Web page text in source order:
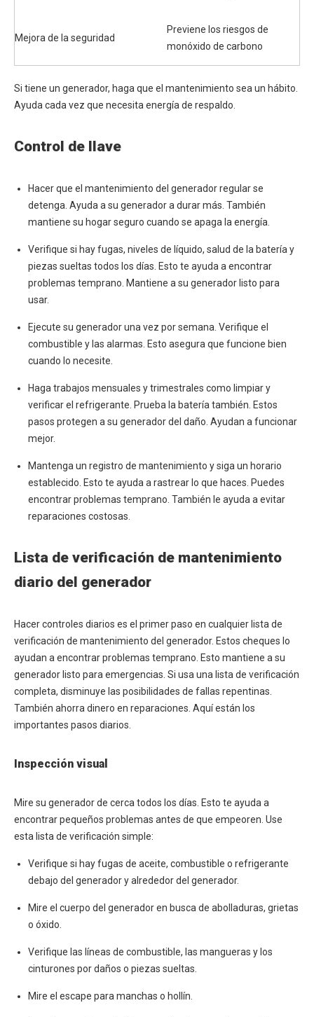
Mejora de la seguridad
Previene los riesgos de
monóxido de carbono
Si tiene un generador, haga que el mantenimiento sea un hábito.
Ayuda cada vez que necesita energía de respaldo.
Control de llave
Hacer que el mantenimiento del generador regular se
detenga. Ayuda a su generador a durar más. También
mantiene su hogar seguro cuando se apaga la energía.
Verifique si hay fugas, niveles de líquido, salud de la batería y
piezas sueltas todos los días. Esto te ayuda a encontrar
problemas temprano. Mantiene a su generador listo para
usar.
Ejecute su generador una vez por semana. Verifique el
combustible y las alarmas. Esto asegura que funcione bien
cuando lo necesite.
Haga trabajos mensuales y trimestrales como limpiar y
verificar el refrigerante. Prueba la batería también. Estos
pasos protegen a su generador del daño. Ayudan a funcionar
mejor.
Mantenga un registro de mantenimiento y siga un horario
establecido. Esto te ayuda a rastrear lo que haces. Puedes
encontrar problemas temprano. También le ayuda a evitar
reparaciones costosas.
Lista de verificación de mantenimiento
diario del generador
Hacer controles diarios es el primer paso en cualquier lista de
verificación de mantenimiento del generador. Estos cheques lo
ayudan a encontrar problemas temprano. Esto mantiene a su
generador listo para emergencias. Si usa una lista de verificación
completa, disminuye las posibilidades de fallas repentinas.
También ahorra dinero en reparaciones. Aquí están los
importantes pasos diarios.
Inspección visual
Mire su generador de cerca todos los días. Esto te ayuda a
encontrar pequeños problemas antes de que empeoren. Use
esta lista de verificación simple:
Verifique si hay fugas de aceite, combustible o refrigerante
debajo del generador y alrededor del generador.
Mire el cuerpo del generador en busca de abolladuras, grietas
o óxido.
Verifique las líneas de combustible, las mangueras y los
cinturones por daños o piezas sueltas.
Mire el escape para manchas o hollín.